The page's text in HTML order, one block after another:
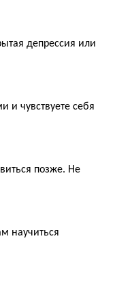
депрессия или
и чувствуете себя
позже. Не
научиться